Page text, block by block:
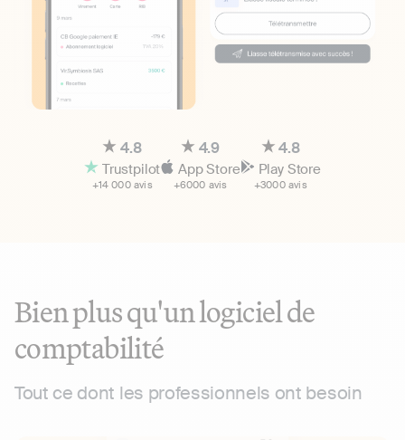
4.8
Trustpilot
+14 000 avis
4.9
App Store
+6000 avis
4.8
Play Store
+3000 avis
Bien plus qu'un logiciel de
comptabilité
Tout ce dont les professionnels ont besoin